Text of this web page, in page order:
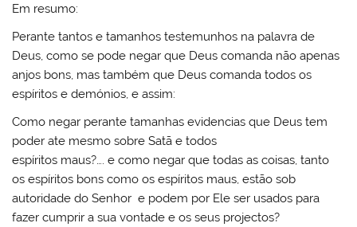
Em resumo:
Perante tantos e tamanhos testemunhos na palavra de
Deus, como se pode negar que Deus comanda não apenas
anjos bons, mas também que Deus comanda todos os
espíritos e demónios, e assim:
Como negar perante tamanhas evidencias que Deus tem
poder ate mesmo sobre Satã e todos
espíritos maus?…. e como negar que todas as coisas, tanto
os espíritos bons como os espíritos maus, estão sob
autoridade do Senhor e podem por Ele ser usados para
fazer cumprir a sua vontade e os seus projectos?